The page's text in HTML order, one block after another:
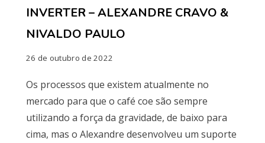
INVERTER – ALEXANDRE CRAVO &
NIVALDO PAULO
26 de outubro de 2022
Os processos que existem atualmente no
mercado para que o café coe são sempre
utilizando a força da gravidade, de baixo para
cima, mas o Alexandre desenvolveu um suporte